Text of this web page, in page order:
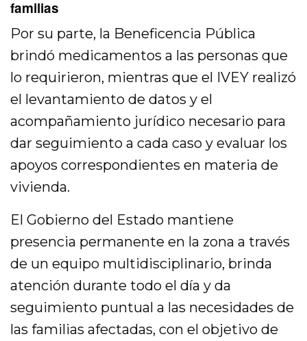
familias
Por su parte, la Beneficencia Pública
brindó medicamentos a las personas que
lo requirieron, mientras que el IVEY realizó
el levantamiento de datos y el
acompañamiento jurídico necesario para
dar seguimiento a cada caso y evaluar los
apoyos correspondientes en materia de
vivienda.
El Gobierno del Estado mantiene
presencia permanente en la zona a través
de un equipo multidisciplinario, brinda
atención durante todo el día y da
seguimiento puntual a las necesidades de
las familias afectadas, con el objetivo de